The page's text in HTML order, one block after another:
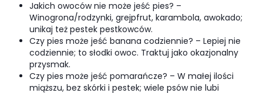
Jakich owoców nie może jeść pies? –
Winogrona/rodzynki, grejpfrut, karambola, awokado;
unikaj też pestek pestkowców.
Czy pies może jeść banana codziennie? – Lepiej nie
codziennie; to słodki owoc. Traktuj jako okazjonalny
przysmak.
Czy pies może jeść pomarańcze? – W małej ilości
miąższu, bez skórki i pestek; wiele psów nie lubi